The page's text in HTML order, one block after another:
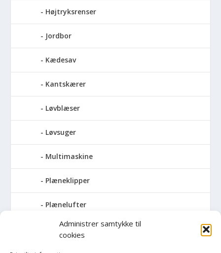
Administrer samtykke til
cookies
Højtryksrenser
Jordbor
Kædesav
Kantskærer
Løvblæser
Løvsuger
Multimaskine
Plæneklipper
Plænelufter
Robotplæneklipper